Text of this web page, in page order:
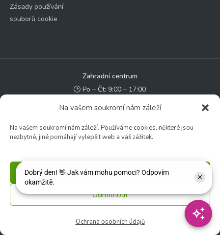
Na vašem soukromí nám záleží
Na vašem soukromí nám záleží. Používáme cookies, některé jsou
nezbytné, jiné pomáhají vylepšit web a váš zážitek.
Příjmout
Odmítnout
Ochrana osobních údajů
Zásady používání
souborů cookie
Zahradní centrum
🕑 Po – Čt: 9:00 – 17:00
🕑 Pá – So: 9:00 – 18:00
Květinářství
🕑 So: 9:00 – 15:00
Rychlý kontakt:
✉️ e-shop@zcstrakovo.cz